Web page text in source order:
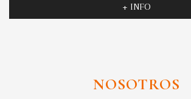
+ INFO
NOSOTROS